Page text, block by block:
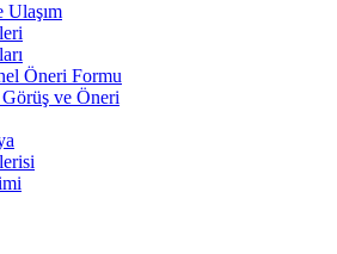
Ulaşım
Öneri Formu
ve Öneri